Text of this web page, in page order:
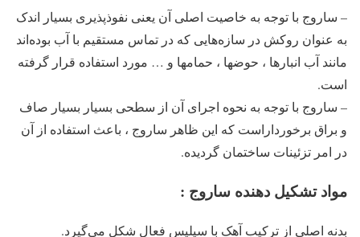
– ساروج با توجه به خاصیت اصلی آن یعنی نفوذپذیری بسیار اندک
به عنوان روکش در سازه‌هایی که در تماس مستقیم با آب بوده‌اند
مانند آب‌ انبارها ، حوضها ، حمامها و … مورد استفاده قرار گرفته
است.
– ساروج با توجه به نحوه اجرای آن از سطحی بسیار بسیار صاف
و براق برخورداراست که این ظاهر ساروج ، باعث استفاده از آن
در امر تزئینات ساختمان گردیده.
مواد تشکیل دهنده ساروج :
بدنه اصلی از ترکیب آهک با سیلیس فعال شکل می‌گیرد.